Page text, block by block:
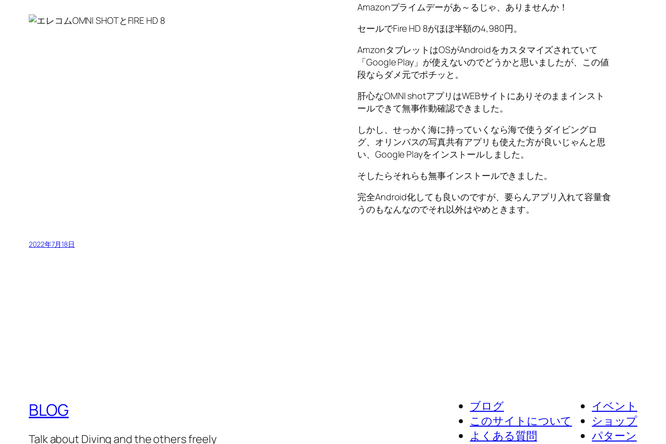
Amazonプライムデーがあ～るじゃ、ありませんか！
セールでFire HD 8がほぼ半額の4,980円。
AmzonタブレットはOSがAndroidをカスタマイズされていて
「Google Play」が使えないのでどうかと思いましたが、この値
段ならダメ元でポチッと。
肝心なOMNI shotアプリはWEBサイトにありそのままインスト
ールできて無事作動確認できました。
しかし、せっかく海に持っていくなら海で使うダイビングロ
グ、オリンパスの写真共有アプリも使えた方が良いじゃんと思
い、Google Playをインストールしました。
そしたらそれらも無事インストールできました。
完全Android化しても良いのですが、要らんアプリ入れて容量食
うのもなんなのでそれ以外はやめときます。
2022年7月18日
BLOG
Talk about Diving and the others freely
ブログ
このサイトについて
よくある質問
イベント
ショップ
パターン